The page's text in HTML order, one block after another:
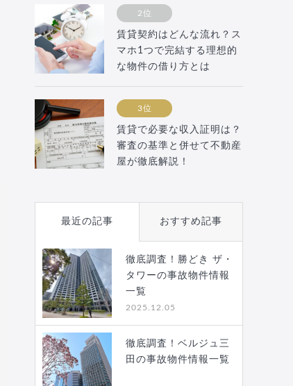
2位
賃貸契約はどんな流れ？ス
マホ1つで完結する理想的
な物件の借り方とは
3位
賃貸で必要な収入証明は？
審査の基準と併せて不動産
屋が徹底解説！
最近の記事 おすすめ記事
徹底調査！勝どき ザ・
タワーの事故物件情報
一覧
2025.12.05
徹底調査！ベルジュ三
田の事故物件情報一覧